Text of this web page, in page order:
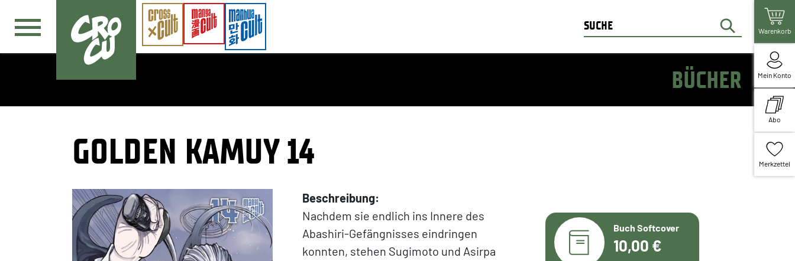
Warenkorb
Mein Konto
Abo
Merkzettel
BÜCHER
GOLDEN KAMUY 14
Beschreibung:
Nachdem sie endlich ins Innere des
Abashiri-Gefängnisses eindringen
konnten, stehen Sugimoto und Asirpa
Buch Softcover
10,00 €